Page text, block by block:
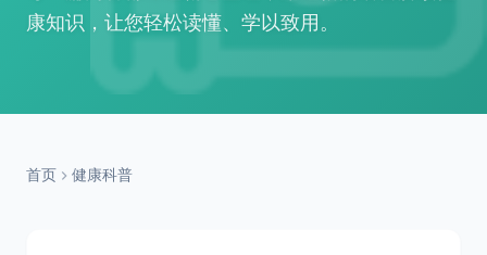
康知识，让您轻松读懂、学以致用。
首页 健康科普